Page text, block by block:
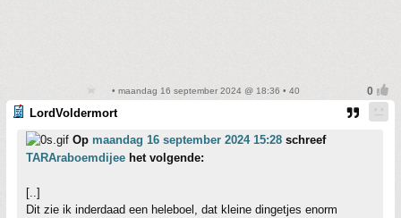
• maandag 16 september 2024 @ 18:36 • 40
LordVoldermort
Op maandag 16 september 2024 15:28 schreef
TARAraboemdijee het volgende:
[..]
Dit zie ik inderdaad een heleboel, dat kleine dingetjes enorm